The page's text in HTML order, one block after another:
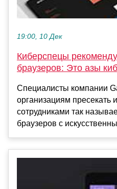
19:00, 10 Дек
Киберспецы
браузеров: Это азы
Специалисты компании
организациям пресекать
сотрудниками так
браузеров с